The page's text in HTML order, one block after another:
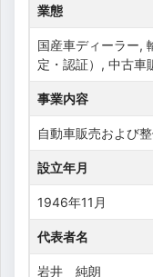
業態
国産車ディーラー,
定・認証）, 中古車
事業内容
自動車販売および
設立年月
1946年11月
代表者名
岩井 純朗